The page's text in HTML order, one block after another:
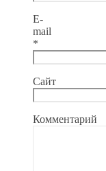
E-
mail
*
Сайт
Комментарий